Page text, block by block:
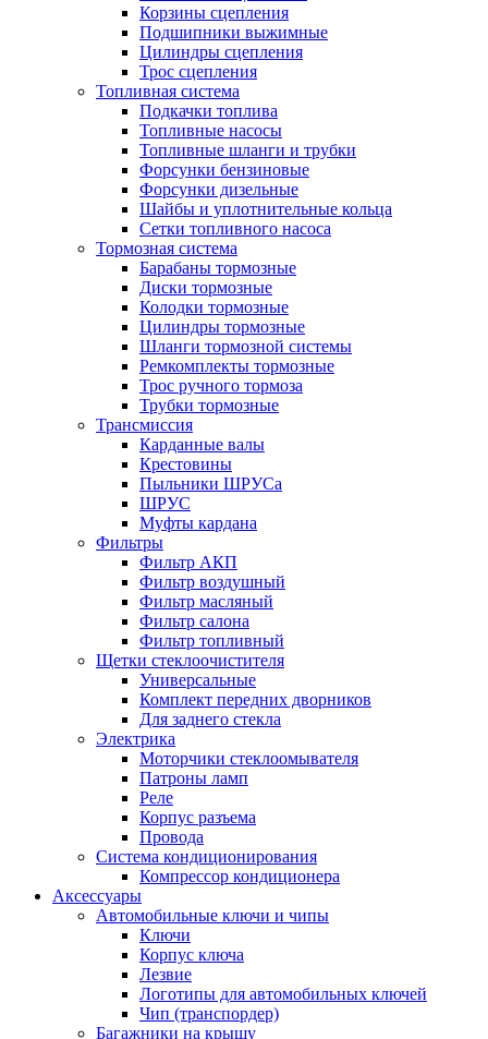
Корзины сцепления
Подшипники выжимные
Цилиндры сцепления
Трос сцепления
Топливная система
Подкачки топлива
Топливные насосы
Топливные шланги и трубки
Форсунки бензиновые
Форсунки дизельные
Шайбы и уплотнительные кольца
Сетки топливного насоса
Тормозная система
Барабаны тормозные
Диски тормозные
Колодки тормозные
Цилиндры тормозные
Шланги тормозной системы
Ремкомплекты тормозные
Трос ручного тормоза
Трубки тормозные
Трансмиссия
Карданные валы
Крестовины
Пыльники ШРУСа
ШРУС
Муфты кардана
Фильтры
Фильтр АКП
Фильтр воздушный
Фильтр масляный
Фильтр салона
Фильтр топливный
Щетки стеклоочистителя
Универсальные
Комплект передних дворников
Для заднего стекла
Электрика
Моторчики стеклоомывателя
Патроны ламп
Реле
Корпус разъема
Провода
Система кондиционирования
Компрессор кондиционера
Аксессуары
Автомобильные ключи и чипы
Ключи
Корпус ключа
Лезвие
Логотипы для автомобильных ключей
Чип (транспордер)
Багажники на крышу